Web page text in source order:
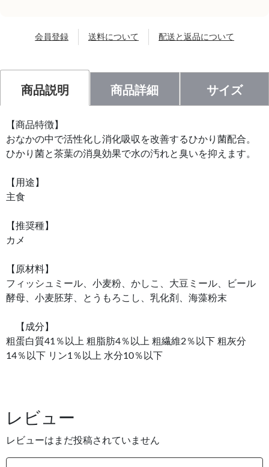
会員登録 送料について 配送と返品について
商品説明 商品詳細 サイズ
【商品特徴】
おなかの中で活性化し消化吸収を改善するひかり菌配合。
ひかり菌と茶葉の消臭効果で水の汚れと臭いを抑えます。
【用途】
主食
【推奨種】
カメ
【原材料】
フィッシュミール、小麦粉、かしこ、大豆ミール、ビール
酵母、小麦胚芽、とうもろこし、乳化剤、海藻粉末
【成分】
粗蛋白質41％以上 粗脂肪4％以上 粗繊維2％以下 粗灰分
14％以下 リン1％以上 水分10％以下
レビュー
レビューはまだ投稿されていません